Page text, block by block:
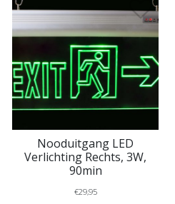
Nooduitgang LED
Verlichting Rechts, 3W,
90min
€29,95